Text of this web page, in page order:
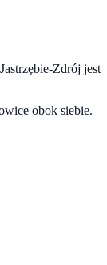
Jastrzębie-Zdrój jest
obok siebie.